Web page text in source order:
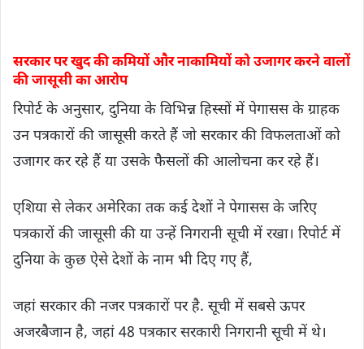
सरकार पर खुद की कमियों और नाकामियों को उजागर करने वालों
की जासूसी का आरोप
रिपोर्ट के अनुसार, दुनिया के विभिन्न हिस्सों में पेगासस के ग्राहक
उन पत्रकारों की जासूसी करते हैं जो सरकार की विफलताओं को
उजागर कर रहे हैं या उसके फैसलों की आलोचना कर रहे हैं।
एशिया से लेकर अमेरिका तक कई देशों ने पेगासस के जरिए
पत्रकारों की जासूसी की या उन्हें निगरानी सूची में रखा। रिपोर्ट में
दुनिया के कुछ ऐसे देशों के नाम भी दिए गए हैं,
जहां सरकार की नजर पत्रकारों पर है. सूची में सबसे ऊपर
अजरबैजान है, जहां 48 पत्रकार सरकारी निगरानी सूची में थे।